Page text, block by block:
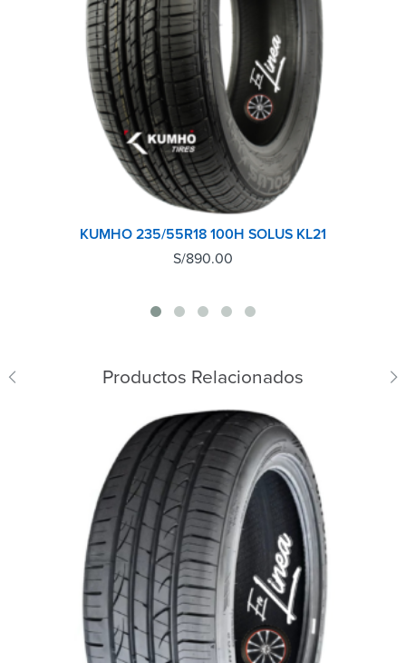
KUMHO 235/55R18 100H SOLUS KL21
S/890.00
Productos Relacionados